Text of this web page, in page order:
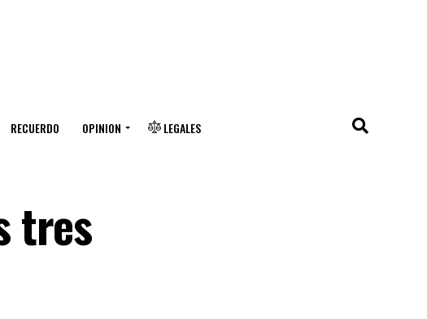
RECUERDO OPINION LEGALES
tres